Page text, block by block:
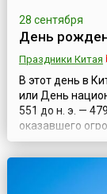
28 сентября
День
Праздники Китая
В этот день в
или День
551 до н. э. —
оказавшего
китайской
половиной
добродетелях: